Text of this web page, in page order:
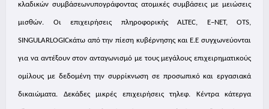
κλαδικών συμβάσεωνυπογράφοντας ατομικές συμβάσεις με μειώσεις
μισθών. Οι επιχειρήσεις πληροφορικής ALTEC, E–NET, OTS,
SINGULARLOGICκάτω από την πίεση κυβέρνησης και Ε.Ε συγχωνεύονται
για να αντέξουν στον ανταγωνισμό με τους μεγάλους επιχειρηματικούς
ομίλους με δεδομένη την συρρίκνωση σε προσωπικό και εργασιακά
δικαιώματα. Δεκάδες μικρές επιχειρήσεις τηλεφ. Κέντρα κάτεργα